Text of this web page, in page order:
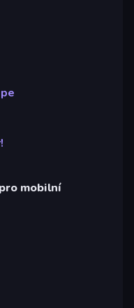
mobilní